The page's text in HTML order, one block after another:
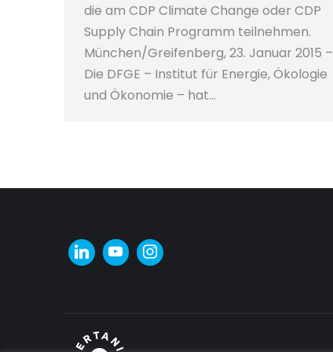
die am CDP Climate Change oder CDP
Supply Chain Programm teilnehmen.
München/Greifenberg, 23. Januar 2015 –
Die DFGE – Institut für Energie, Ökologie
und Ökonomie – hat…